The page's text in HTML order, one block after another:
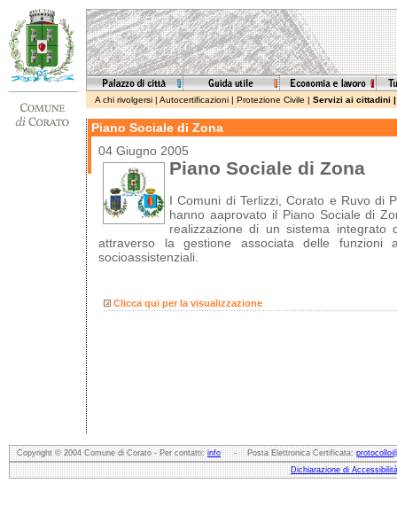
A chi rivolgersi | Autocertificazioni | Protezione Civile | Servizi ai cittadini
Piano Sociale di Zona
04 Giugno 2005
Piano Sociale di Zona
I Comuni di Terlizzi, Corato e Ruvo di
hanno aaprovato il Piano Sociale di
realizzazione di un sistema integrato
attraverso la gestione associata delle funzioni
socioassistenziali.
Clicca qui per la visualizzazione
Copyright © 2004 Comune di Corato - Per contatti:info- Posta Elettronica Certificata:
Dichiarazione di Accessibilità